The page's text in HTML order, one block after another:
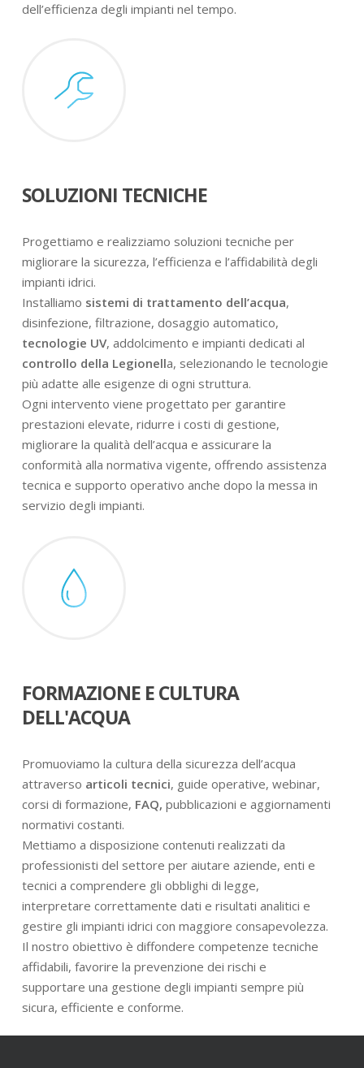
dell’efficienza degli impianti nel tempo.
SOLUZIONI TECNICHE
Progettiamo e realizziamo soluzioni tecniche per
migliorare la sicurezza, l’efficienza e l’affidabilità degli
impianti idrici.
Installiamo sistemi di trattamento dell’acqua,
disinfezione, filtrazione, dosaggio automatico,
tecnologie UV, addolcimento e impianti dedicati al
controllo della Legionella, selezionando le tecnologie
più adatte alle esigenze di ogni struttura.
Ogni intervento viene progettato per garantire
prestazioni elevate, ridurre i costi di gestione,
migliorare la qualità dell’acqua e assicurare la
conformità alla normativa vigente, offrendo assistenza
tecnica e supporto operativo anche dopo la messa in
servizio degli impianti.
FORMAZIONE E CULTURA
DELL'ACQUA
Promuoviamo la cultura della sicurezza dell’acqua
attraverso articoli tecnici, guide operative, webinar,
corsi di formazione, FAQ, pubblicazioni e aggiornamenti
normativi costanti.
Mettiamo a disposizione contenuti realizzati da
professionisti del settore per aiutare aziende, enti e
tecnici a comprendere gli obblighi di legge,
interpretare correttamente dati e risultati analitici e
gestire gli impianti idrici con maggiore consapevolezza.
Il nostro obiettivo è diffondere competenze tecniche
affidabili, favorire la prevenzione dei rischi e
supportare una gestione degli impianti sempre più
sicura, efficiente e conforme.